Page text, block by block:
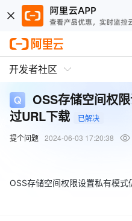
开发者社区
OSS存储空间权
过URL下载
已解决
提个问题 2024-06-03 17:20:38
OSS存储空间权限设置私有模式